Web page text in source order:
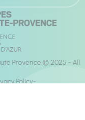
Provence © 2025 - All
Policy